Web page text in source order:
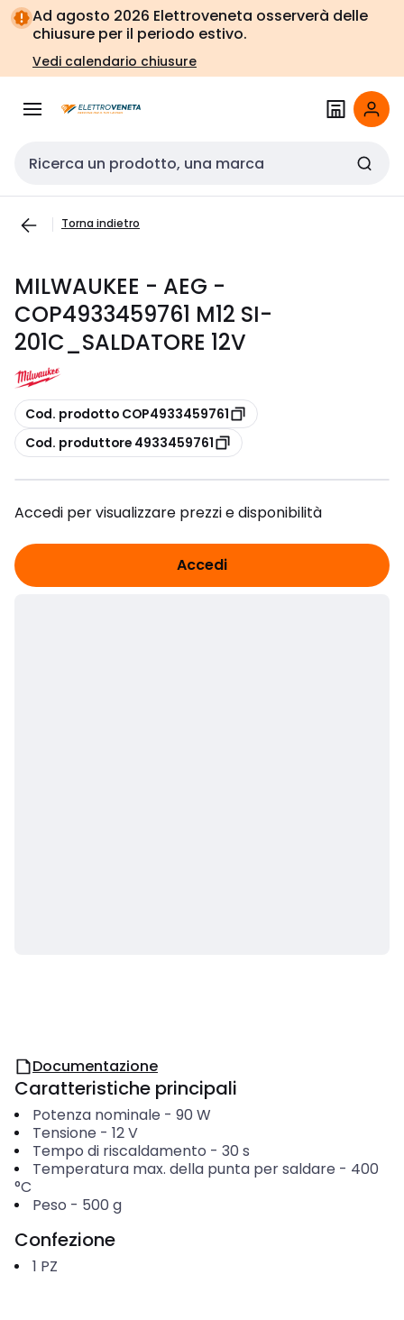
Vai alla
navigazione
Vai
alla
pagina
Ad agosto 2026 Elettroveneta osserverà delle
chiusure per il periodo estivo.
Vedi calendario chiusure
Cerca input
Torna indietro
MILWAUKEE - AEG -
COP4933459761 M12 SI-
201C_SALDATORE 12V
copia
Cod. prodotto COP4933459761
copia
Cod. produttore 4933459761
Accedi per visualizzare prezzi e disponibilità
Accedi
Documentazione
Caratteristiche principali
Potenza nominale - 90 W
Tensione - 12V
Tempo di riscaldamento - 30 s
Temperatura max. della punta per saldare - 400
°C
Peso - 500 g
Confezione
1 PZ